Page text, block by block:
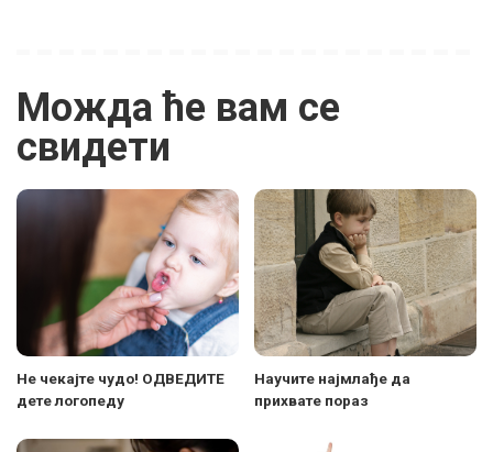
Можда ће вам се
свидети
Не чекајте чудо! ОДВЕДИТЕ
дете логопеду
Научите најмлађе да
прихвате пораз